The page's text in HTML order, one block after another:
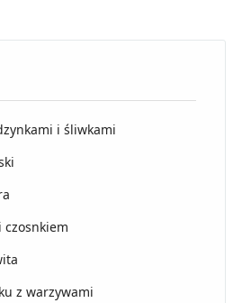
i śliwkami
czosnkiem
z warzywami